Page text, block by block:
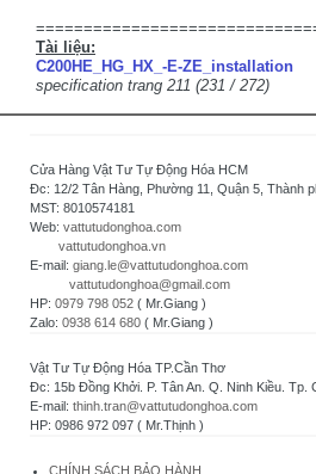
Tài liệu:
C200HE_HG_HX_-E-ZE_installation
specification trang 211 (231 / 272)
Cửa Hàng Vật Tư Tự Động Hóa HCM
Đc: 12/2 Tân Hàng, Phường 11, Quận 5, Thành
MST: 8010574181
Web: vattutudonghoa.com
vattutudonghoa.vn
E-mail: giang.le@vattutudonghoa.com
vattutudonghoa@gmail.com
HP: 0979 798 052 ( Mr.Giang )
Zalo: 0938 614 680 ( Mr.Giang )
Vật Tư Tự Động Hóa TP.Cần Thơ
Đc: 15b Đồng Khởi. P. Tân An. Q. Ninh Kiều. Tp.
E-mail: thinh.tran@vattutudonghoa.com
HP: 0986 972 097 ( Mr.Thịnh )
CHÍNH SÁCH BẢO HÀNH